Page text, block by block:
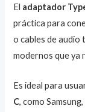
El adaptador
práctica para
o cables de audio
modernos que ya
Es ideal para
C, como